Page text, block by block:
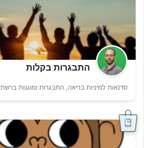
התבגרות בקלות
סדנאות למיניות בריאה, התבגרות ומוגנות ברשת